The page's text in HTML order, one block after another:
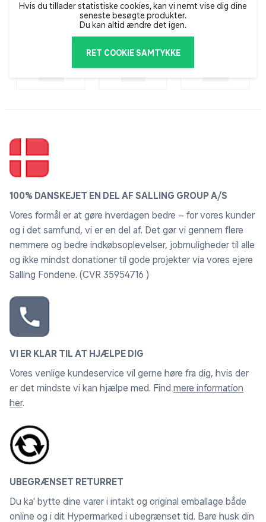
Betrækket er fremstillet af en kombination af 61%
polyester og 39% viskose, hvilket skaber en blød og
behagelig overflade. Denne kombination gør
testkriterierne og grænseværdierne angivet i
lovgivningsmæssigt regulerede, og stoffer, der kan
have en negativ miljøpåvirkning.
Vedligeholdelse:
Betrækket kan vaskes på skåneprogram ved maks.
60°C.
Topmadrassen skal ligges fladt og udrullet i
Hvis du tillader statistiske cookies, kan vi nemt vise dig dine
seneste besøgte produkter.
Du kan altid ændre det igen.
RET COOKIE SAMTYKKE
100% DANSKEJET EN DEL AF SALLING GROUP A/S
Vores formål er at gøre hverdagen bedre – for vores kunder
og i det samfund, vi er en del af. Det gør vi gennem flere
nemmere og bedre indkøbsoplevelser, jobmuligheder til alle
og ikke mindst donationer til gode projekter via vores ejere
Salling Fondene. (CVR 35954716 )
VI ER KLAR TIL AT HJÆLPE DIG
Vores venlige kundeservice vil gerne høre fra dig, hvis der
er det mindste vi kan hjælpe med. Find mere information
her.
UBEGRÆNSET RETURRET
Du ka' bytte dine varer i intakt og original emballage både
online og i dit Hypermarked i ubegrænset tid. Bare husk din